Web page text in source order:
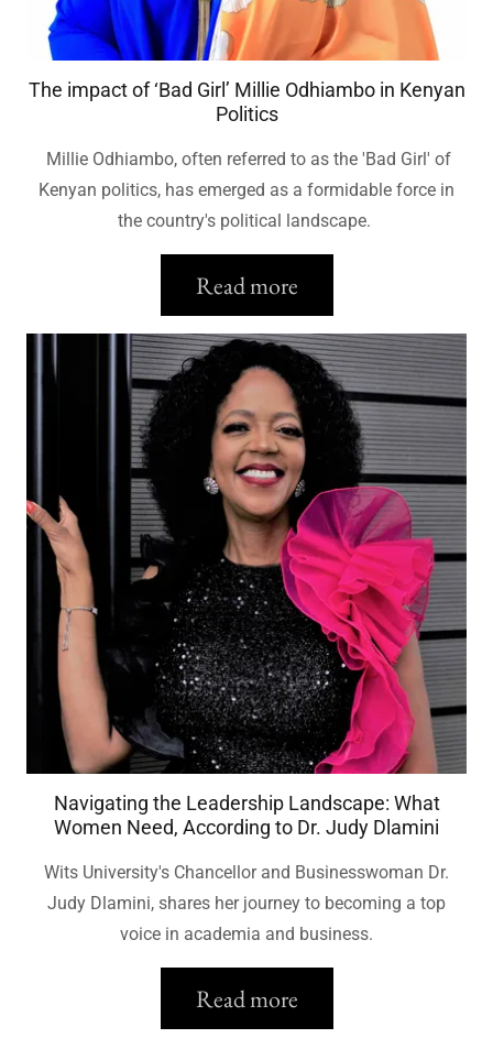
The impact of ‘Bad Girl’ Millie Odhiambo in Kenyan
Politics
Millie Odhiambo, often referred to as the 'Bad Girl' of
Kenyan politics, has emerged as a formidable force in
the country's political landscape.
Read more
Navigating the Leadership Landscape: What
Women Need, According to Dr. Judy Dlamini
Wits University's Chancellor and Businesswoman Dr.
Judy Dlamini, shares her journey to becoming a top
voice in academia and business.
Read more